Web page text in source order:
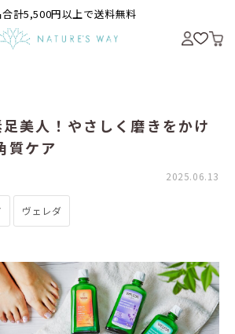
合計5,500円以上で送料無料
美人！やさしく磨きをかけ
質ケア
2025.06.13
ヴェレダ